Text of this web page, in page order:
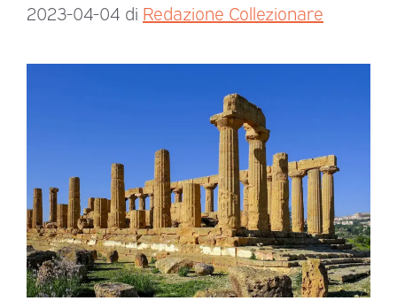
2023-04-04 di Redazione Collezionare